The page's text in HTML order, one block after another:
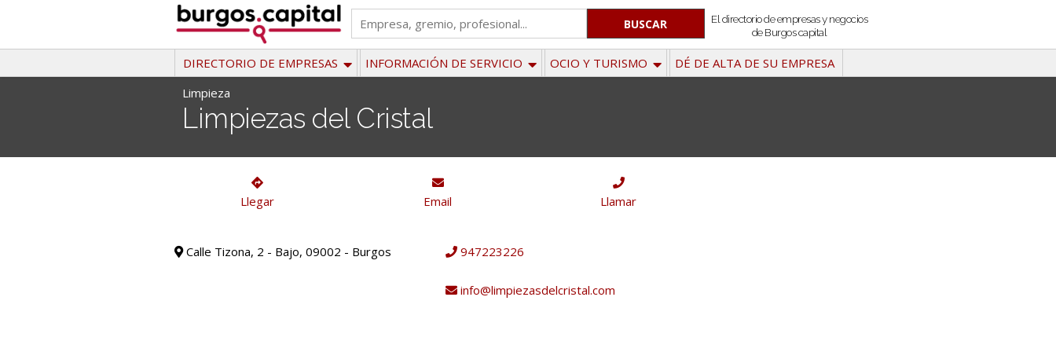
contenido
.
__('Search
for:')
El directorio de empresas y negocios
de Burgos capital
DIRECTORIO DE EMPRESAS INFORMACIÓN DE SERVICIO OCIO Y TURISMO
DÉ DE ALTA DE SU EMPRESA
Limpieza
Limpiezas del Cristal
Llegar Email Llamar
Calle Tizona, 2 - Bajo, 09002 - Burgos 947223226
info@limpiezasdelcristal.com